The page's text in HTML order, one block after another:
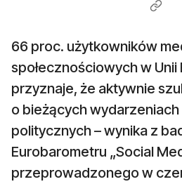
66 proc. użytkowników
społecznościowych w Unii
przyznaje, że aktywnie
o bieżących wydarzeniach
politycznych – wynika z
Eurobarometru „Social
przeprowadzonego w